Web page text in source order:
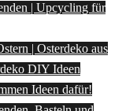
| Upcycling für
| Osterdeko aus
DIY Ideen
Ideen dafür!